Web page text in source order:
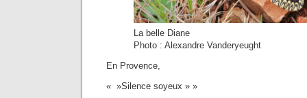
La belle Diane
Photo : Alexandre Vanderyeught
En Provence,
« »Silence soyeux » »